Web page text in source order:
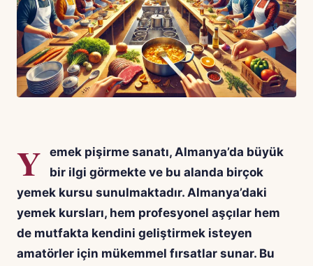
Y
emek pişirme sanatı, Almanya’da büyük
bir ilgi görmekte ve bu alanda birçok
yemek kursu sunulmaktadır. Almanya’daki
yemek kursları, hem profesyonel aşçılar hem
de mutfakta kendini geliştirmek isteyen
amatörler için mükemmel fırsatlar sunar. Bu